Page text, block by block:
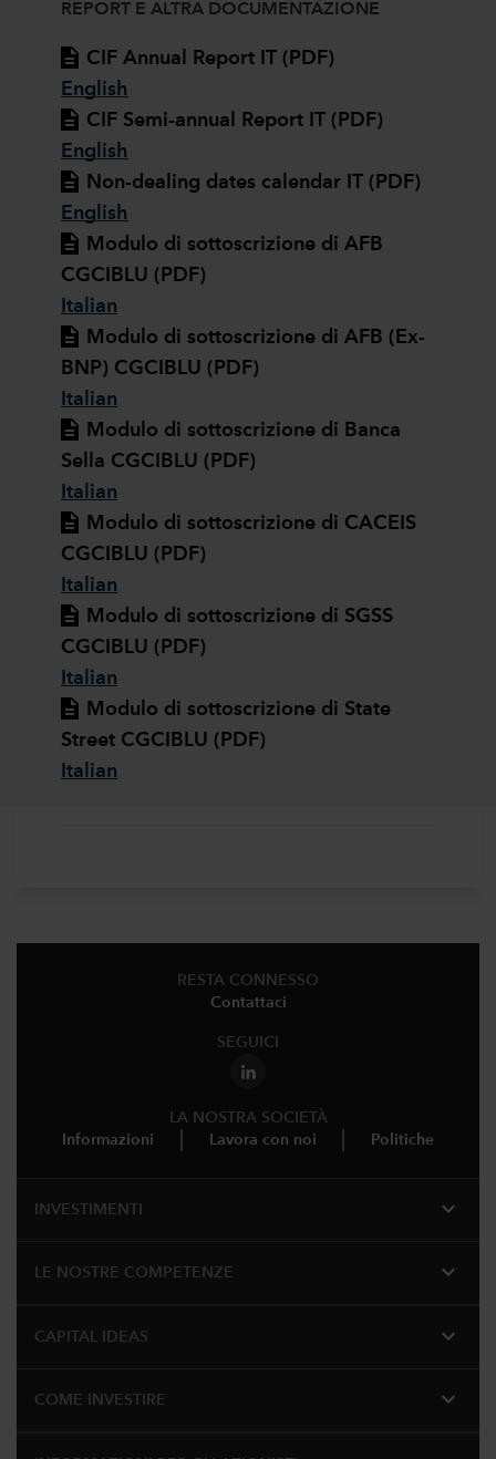
REPORT E ALTRA DOCUMENTAZIONE
CIF Annual Report IT (PDF)
English
CIF Semi-annual Report IT (PDF)
English
Non-dealing dates calendar IT (PDF)
English
Modulo di sottoscrizione di AFB
CGCIBLU (PDF)
Italian
Modulo di sottoscrizione di AFB (Ex-
BNP) CGCIBLU (PDF)
Italian
Modulo di sottoscrizione di Banca
Sella CGCIBLU (PDF)
Italian
Modulo di sottoscrizione di CACEIS
CGCIBLU (PDF)
Italian
Modulo di sottoscrizione di SGSS
CGCIBLU (PDF)
Italian
Modulo di sottoscrizione di State
Street CGCIBLU (PDF)
Italian
RESTA CONNESSO
Contattaci
SEGUICI
LA NOSTRA SOCIETÀ
Informazioni
Lavora con noi Politiche
INVESTIMENTI expand_more
LE NOSTRE COMPETENZE expand_more
CAPITAL IDEAS expand_more
COME INVESTIRE expand_more